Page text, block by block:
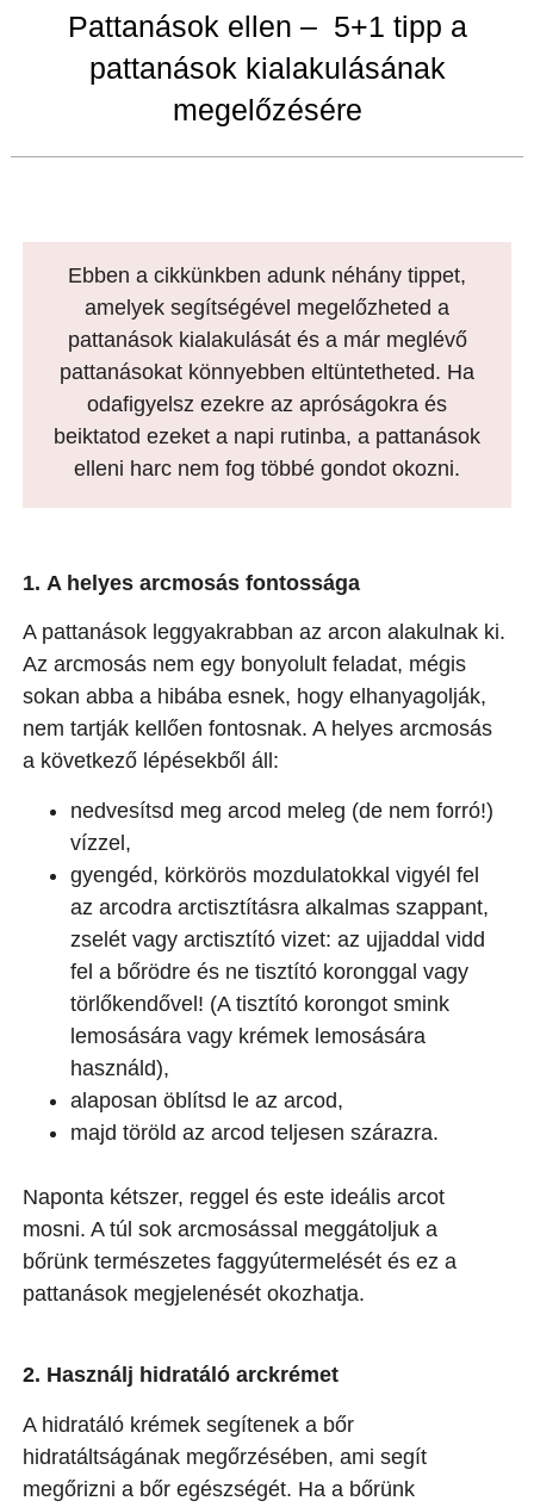
Pattanások ellen – 5+1 tipp a
pattanások kialakulásának
megelőzésére
Ebben a cikkünkben adunk néhány tippet,
amelyek segítségével megelőzheted a
pattanások kialakulását és a már meglévő
pattanásokat könnyebben eltüntetheted. Ha
odafigyelsz ezekre az apróságokra és
beiktatod ezeket a napi rutinba, a pattanások
elleni harc nem fog többé gondot okozni.
1. A helyes arcmosás fontossága
A pattanások leggyakrabban az arcon alakulnak ki.
Az arcmosás nem egy bonyolult feladat, mégis
sokan abba a hibába esnek, hogy elhanyagolják,
nem tartják kellően fontosnak. A helyes arcmosás
a következő lépésekből áll:
nedvesítsd meg arcod meleg (de nem forró!)
vízzel,
gyengéd, körkörös mozdulatokkal vigyél fel
az arcodra arctisztításra alkalmas szappant,
zselét vagy arctisztító vizet: az ujjaddal vidd
fel a bőrödre és ne tisztító koronggal vagy
törlőkendővel! (A tisztító korongot smink
lemosására vagy krémek lemosására
használd),
alaposan öblítsd le az arcod,
majd töröld az arcod teljesen szárazra.
Naponta kétszer, reggel és este ideális arcot
mosni. A túl sok arcmosással meggátoljuk a
bőrünk természetes faggyútermelését és ez a
pattanások megjelenését okozhatja.
2. Használj hidratáló arckrémet
A hidratáló krémek segítenek a bőr
hidratáltságának megőrzésében, ami segít
megőrizni a bőr egészségét. Ha a bőrünk